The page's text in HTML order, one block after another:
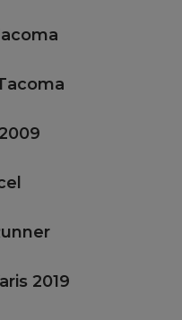
2019